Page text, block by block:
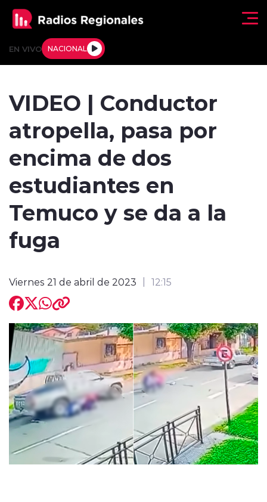
EN VIVO NACIONAL
Actualidad
Tendencias
Deportes
modo claro
VIDEO | Conductor
atropella, pasa por
encima de dos
estudiantes en
Temuco y se da a la
fuga
Viernes 21 de abril de 2023 12:15